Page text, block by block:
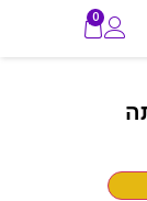
0